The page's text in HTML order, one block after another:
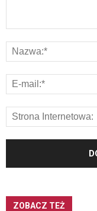
ZOBACZ TEŻ